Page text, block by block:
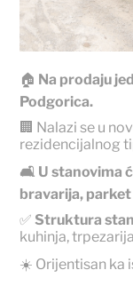
🏠 Na prodaju
Podgorica.
🏢 Nalazi se u
rezidencijalnog
🛋️ U stanovima
bravarija,
✅ Struktura
kuhinja,
☀️ Orijentisan ka